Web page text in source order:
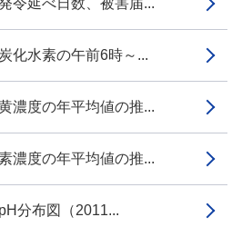
令延べ日数、被害届...
化水素の午前6時～...
濃度の年平均値の推...
濃度の年平均値の推...
分布図（2011...